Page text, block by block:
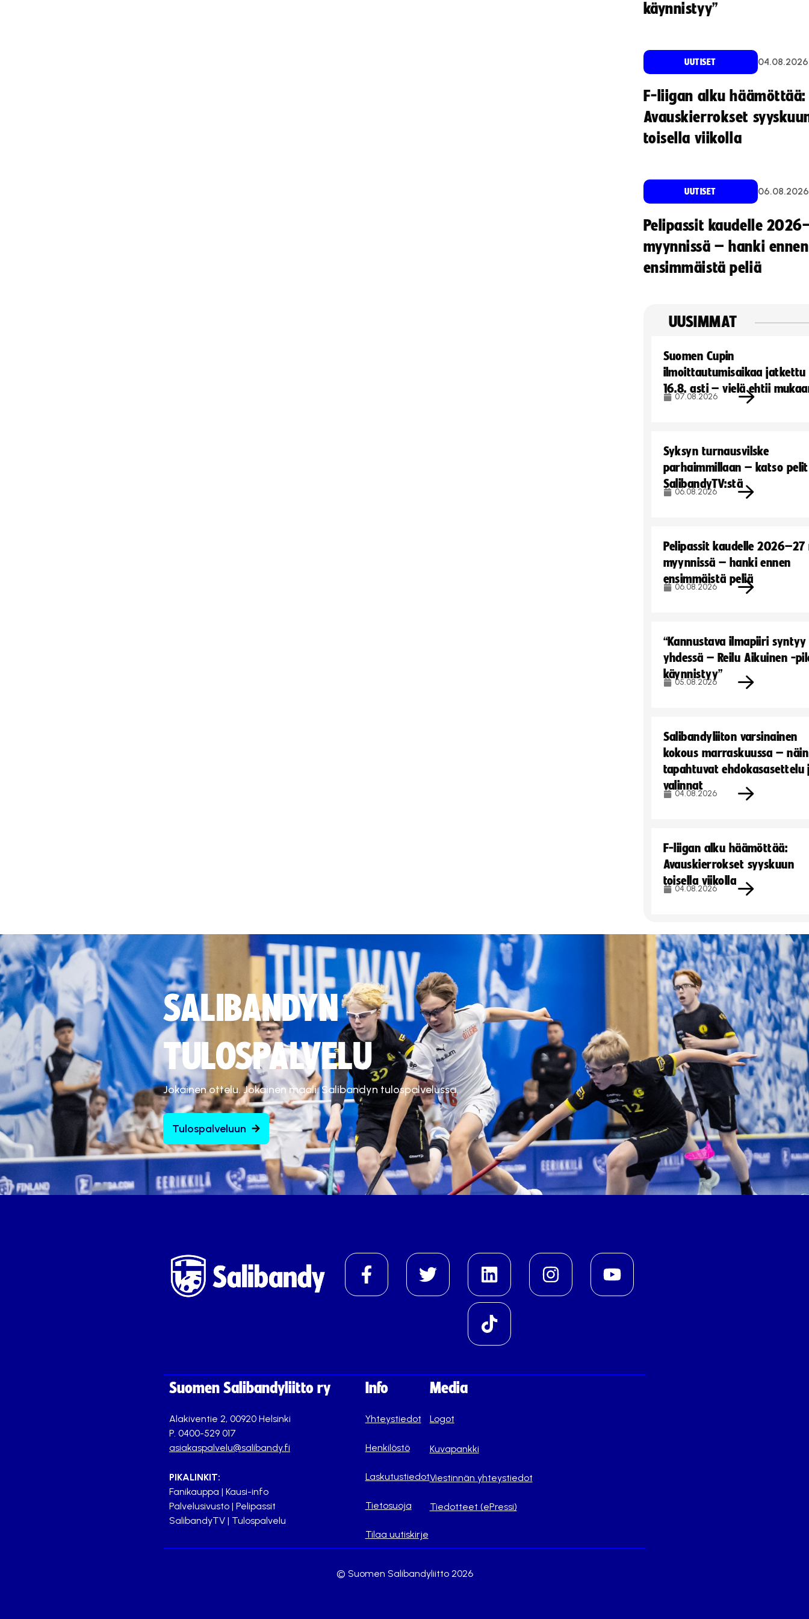
käynnistyy”
UUTISET 04.08.2026
F-liigan alku häämöttää:
Avauskierrokset
toisella viikolla
UUTISET 06.08.2026
Pelipassit kaudelle
myynnissä – hanki ennen
ensimmäistä peliä
UUSIMMAT
Suomen Cupin
ilmoittautumisaikaa jatkettu
16.8. asti – vielä ehtii
07.08.2026
Syksyn turnausvilske
parhaimmillaan – katso pelit
SalibandyTV:stä
06.08.2026
Pelipassit kaudelle
myynnissä – hanki ennen
ensimmäistä peliä
06.08.2026
“Kannustava ilmapiiri syntyy
yhdessä – Reilu Aikuinen -
käynnistyy”
05.08.2026
Salibandyliiton varsinainen
kokous marraskuussa – näin
tapahtuvat ehdokasasettelu
valinnat
04.08.2026
F-liigan alku häämöttää:
Avauskierrokset syyskuun
toisella viikolla
04.08.2026
SALIBANDYN
TULOSPALVELU
Jokainen ottelu. Jokainen maali. Salibandyn tulospalvelussa.
Tulospalveluun
Suomen Salibandyliitto ry
Alakiventie 2, 00920 Helsinki
P. 0400-529 017
asiakaspalvelu@salibandy.fi
PIKALINKIT:
Fanikauppa | Kausi-info
Palvelusivusto | Pelipassit
SalibandyTV | Tulospalvelu
Info
Yhteystiedot
Henkilöstö
Laskutustiedot
Tietosuoja
Tilaa uutiskirje
Media
Logot
Kuvapankki
Viestinnän yhteystiedot
Tiedotteet (ePressi)
© Suomen Salibandyliitto 2026